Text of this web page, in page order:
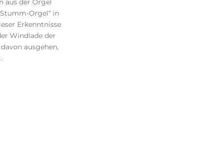
aus der Orgel
Orgel“ in
Erkenntnisse
Windlade der
ausgehen,